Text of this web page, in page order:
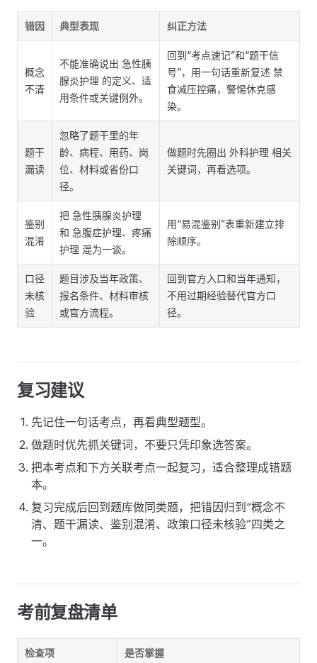
错因 典型表现 纠正方法
概念
不清
不能准确说出 急性胰
腺炎护理 的定义、适
用条件或关键例外。
回到“考点速记”和“题干信
号”，用一句话重新复述 禁
食减压控痛，警惕休克感
染。
题干
漏读
忽略了题干里的年
龄、病程、用药、岗
位、材料或省份口
径。
做题时先圈出 外科护理 相关
关键词，再看选项。
鉴别
混淆
把 急性胰腺炎护理
和 急腹症护理、疼痛
护理 混为一谈。
用“易混鉴别”表重新建立排
除顺序。
口径
未核
验
题目涉及当年政策、
报名条件、材料审核
或官方流程。
回到官方入口和当年通知，
不用过期经验替代官方口
径。
复习建议
先记住一句话考点，再看典型题型。
做题时优先抓关键词，不要只凭印象选答案。
把本考点和下方关联考点一起复习，适合整理成错题
本。
复习完成后回到题库做同类题，把错因归到“概念不
清、题干漏读、鉴别混淆、政策口径未核验”四类之
一。
考前复盘清单
检查项 是否掌握